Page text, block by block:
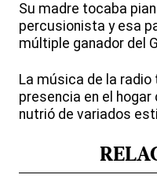
Su madre tocaba
percusionista y esa
múltiple ganador del
La música de la
presencia en el
nutrió de variados